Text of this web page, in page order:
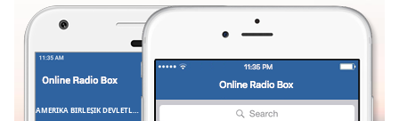
Stream
Type
LIVE
Seek to
currently
LIVE